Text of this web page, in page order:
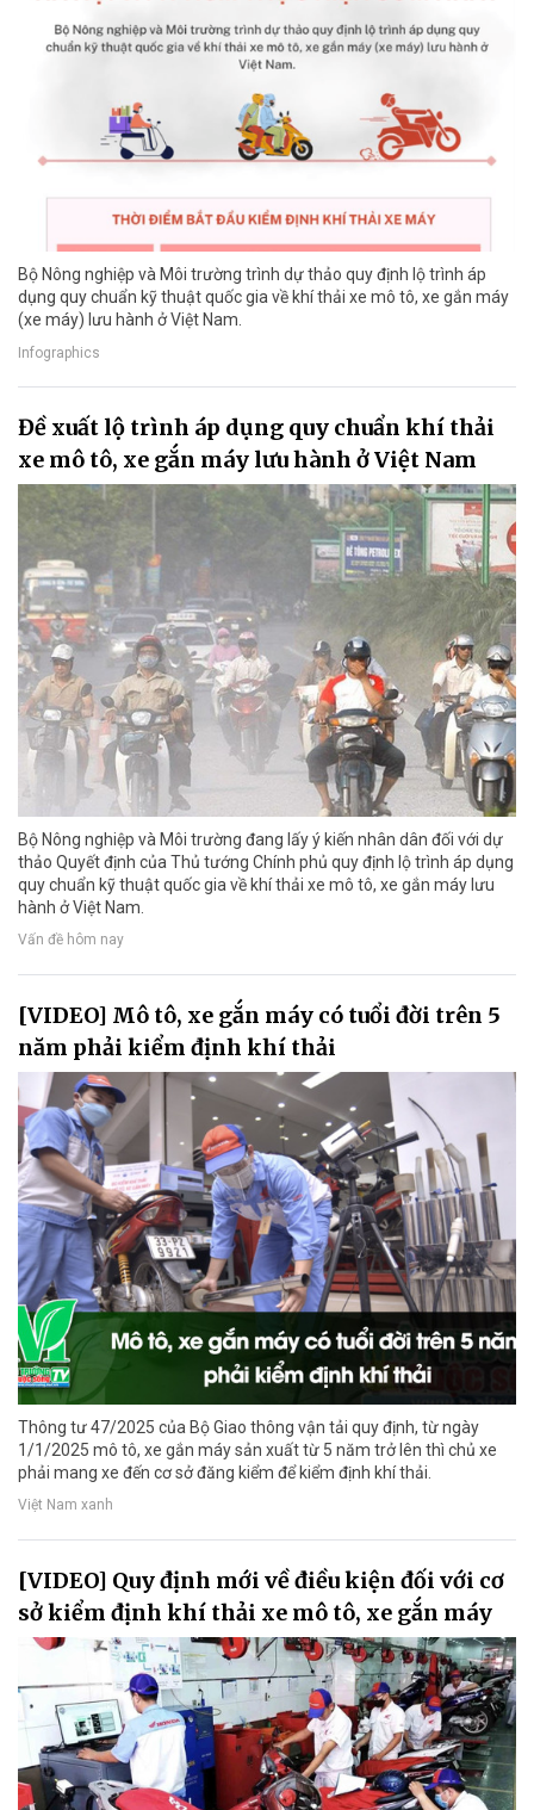
Bộ Nông nghiệp và Môi trường trình dự thảo quy định lộ trình áp
dụng quy chuẩn kỹ thuật quốc gia về khí thải xe mô tô, xe gắn máy
(xe máy) lưu hành ở Việt Nam.
Infographics
Đề xuất lộ trình áp dụng quy chuẩn khí thải
xe mô tô, xe gắn máy lưu hành ở Việt Nam
Bộ Nông nghiệp và Môi trường đang lấy ý kiến nhân dân đối với dự
thảo Quyết định của Thủ tướng Chính phủ quy định lộ trình áp dụng
quy chuẩn kỹ thuật quốc gia về khí thải xe mô tô, xe gắn máy lưu
hành ở Việt Nam.
Vấn đề hôm nay
[VIDEO] Mô tô, xe gắn máy có tuổi đời trên 5
năm phải kiểm định khí thải
Thông tư 47/2025 của Bộ Giao thông vận tải quy định, từ ngày
1/1/2025 mô tô, xe gắn máy sản xuất từ 5 năm trở lên thì chủ xe
phải mang xe đến cơ sở đăng kiểm để kiểm định khí thải.
Việt Nam xanh
[VIDEO] Quy định mới về điều kiện đối với cơ
sở kiểm định khí thải xe mô tô, xe gắn máy